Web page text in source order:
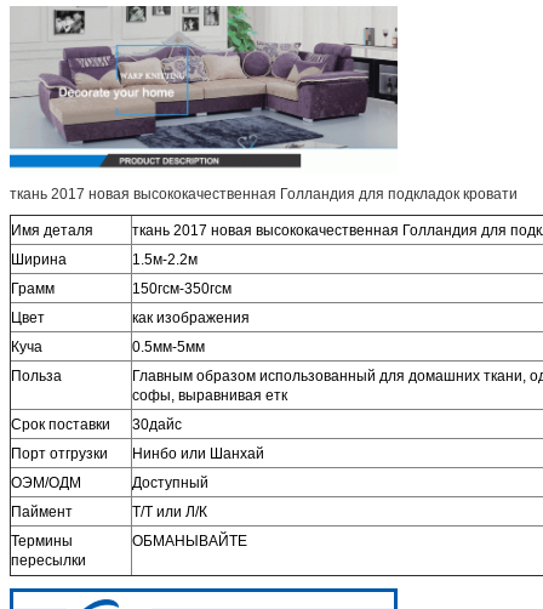
ткань 2017 новая высококачественная Голландия для подкладок кровати
Имя деталя
ткань 2017 новая высококачественная Голландия для
Ширина
1.5м-2.2м
Грамм
150гсм-350гсм
Цвет
как изображения
Куча
0.5мм-5мм
Польза
Главным образом использованный для домашних ткани,
софы, выравнивая етк
Срок поставки
30дайс
Порт отгрузки
Нинбо или Шанхай
ОЭМ/ОДМ
Доступный
Паймент
Т/Т или Л/К
Термины
пересылки
ОБМАНЫВАЙТЕ